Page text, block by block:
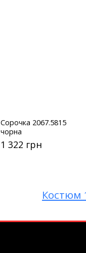
Сорочка 2067.5815
чорна
1 322 грн
Костюм